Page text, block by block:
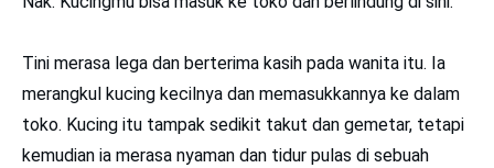
Tini merasa lega dan berterima kasih pada wanita itu. Ia
merangkul kucing kecilnya dan memasukkannya ke dalam
toko. Kucing itu tampak sedikit takut dan gemetar, tetapi
kemudian ia merasa nyaman dan tidur pulas di sebuah